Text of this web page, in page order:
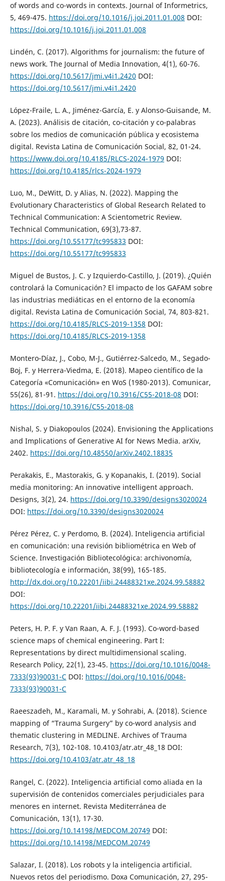
of words and co-words in contexts. Journal of Informetrics,
5, 469-475. https://doi.org/10.1016/j.joi.2011.01.008 DOI:
https://doi.org/10.1016/j.joi.2011.01.008
Lindén, C. (2017). Algorithms for journalism: the future of
news work. The Journal of Media Innovation, 4(1), 60-76.
https://doi.org/10.5617/jmi.v4i1.2420 DOI:
https://doi.org/10.5617/jmi.v4i1.2420
López-Fraile, L. A., Jiménez-García, E. y Alonso-Guisande, M.
A. (2023). Análisis de citación, co-citación y co-palabras
sobre los medios de comunicación pública y ecosistema
digital. Revista Latina de Comunicación Social, 82, 01-24.
https://www.doi.org/10.4185/RLCS-2024-1979 DOI:
https://doi.org/10.4185/rlcs-2024-1979
Luo, M., DeWitt, D. y Alias, N. (2022). Mapping the
Evolutionary Characteristics of Global Research Related to
Technical Communication: A Scientometric Review.
Technical Communication, 69(3),73-87.
https://doi.org/10.55177/tc995833 DOI:
https://doi.org/10.55177/tc995833
Miguel de Bustos, J. C. y Izquierdo-Castillo, J. (2019). ¿Quién
controlará la Comunicación? El impacto de los GAFAM sobre
las industrias mediáticas en el entorno de la economía
digital. Revista Latina de Comunicación Social, 74, 803-821.
https://doi.org/10.4185/RLCS-2019-1358 DOI:
https://doi.org/10.4185/RLCS-2019-1358
Montero-Díaz, J., Cobo, M-J., Gutiérrez-Salcedo, M., Segado-
Boj, F. y Herrera-Viedma, E. (2018). Mapeo científico de la
Categoría «Comunicación» en WoS (1980-2013). Comunicar,
55(26), 81-91. https://doi.org/10.3916/C55-2018-08 DOI:
https://doi.org/10.3916/C55-2018-08
Nishal, S. y Diakopoulos (2024). Envisioning the Applications
and Implications of Generative AI for News Media. arXiv,
2402. https://doi.org/10.48550/arXiv.2402.18835
Perakakis, E., Mastorakis, G. y Kopanakis, I. (2019). Social
media monitoring: An innovative intelligent approach.
Designs, 3(2), 24. https://doi.org/10.3390/designs3020024
DOI: https://doi.org/10.3390/designs3020024
Pérez Pérez, C. y Perdomo, B. (2024). Inteligencia artificial
en comunicación: una revisión bibliométrica en Web of
Science. Investigación Bibliotecológica: archivonomía,
bibliotecología e información, 38(99), 165-185.
http://dx.doi.org/10.22201/iibi.24488321xe.2024.99.58882
DOI:
https://doi.org/10.22201/iibi.24488321xe.2024.99.58882
Peters, H. P. F. y Van Raan, A. F. J. (1993). Co-word-based
science maps of chemical engineering. Part I:
Representations by direct multidimensional scaling.
Research Policy, 22(1), 23-45. https://doi.org/10.1016/0048-
7333(93)90031-CDOI: https://doi.org/10.1016/0048-
7333(93)90031-C
Raeeszadeh, M., Karamali, M. y Sohrabi, A. (2018). Science
mapping of “Trauma Surgery” by co-word analysis and
thematic clustering in MEDLINE. Archives of Trauma
Research, 7(3), 102-108. 10.4103/atr.atr_48_18 DOI:
https://doi.org/10.4103/atr.atr_48_18
Rangel, C. (2022). Inteligencia artificial como aliada en la
supervisión de contenidos comerciales perjudiciales para
menores en internet. Revista Mediterránea de
Comunicación, 13(1), 17-30.
https://doi.org/10.14198/MEDCOM.20749 DOI:
https://doi.org/10.14198/MEDCOM.20749
Salazar, I. (2018). Los robots y la inteligencia artificial.
Nuevos retos del periodismo. Doxa Comunicación, 27, 295-